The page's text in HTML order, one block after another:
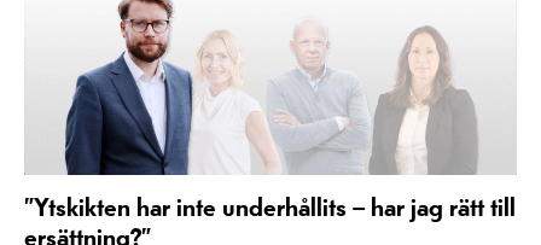
”Ytskikten har inte underhållits – har jag rätt till
ersättning?”